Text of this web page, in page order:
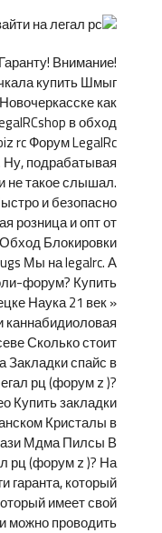
Внимание!
купить Шмыг
как
в обход
rc Форум LegalRc
Ну, подрабатывая
не такое слышал.
и безопасно
розница и опт от
Блокировки
Мы на legalrc. А
форум? Купить
Наука 21 век »
каннабидиоловая
Сколько стоит
спайс в
рц (форум z )?
Купить закладки
Кристалы в
Мдма Пилсы В
рц (форум z )? На
гаранта, который
имеет свой
можно проводить